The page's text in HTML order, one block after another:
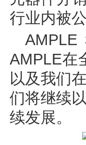
行业内被
AMPLE在
以及我们
们将继续
续发展。